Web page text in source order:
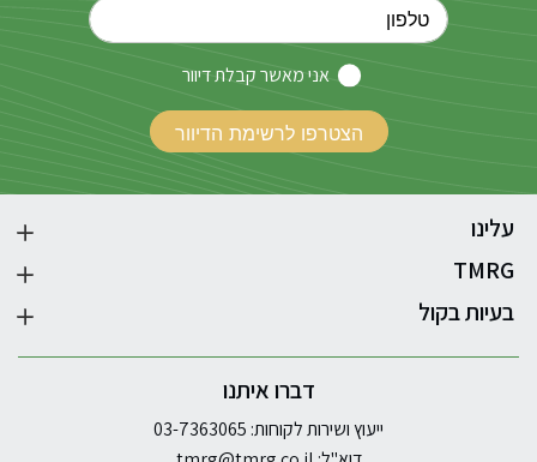
אני מאשר קבלת דיוור
עלינו
TMRG
בעיות בקול
דברו איתנו
ייעוץ ושירות לקוחות: 03-7363065